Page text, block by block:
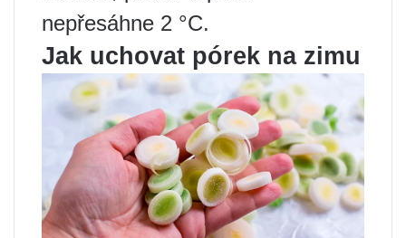
nepřesáhne 2 °C.
Jak uchovat pórek na zimu